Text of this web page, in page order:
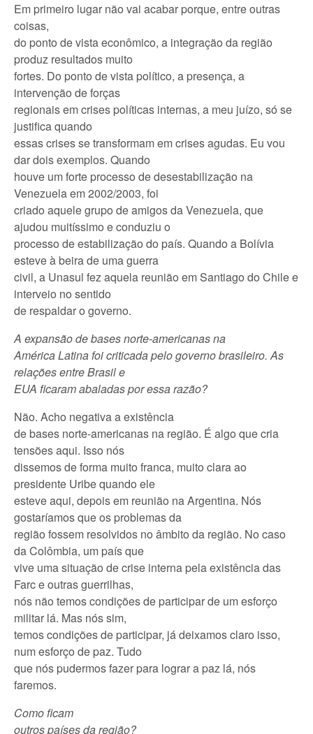
Em primeiro lugar não vai acabar porque, entre outras
coisas,
do ponto de vista econômico, a integração da região
produz resultados muito
fortes. Do ponto de vista político, a presença, a
intervenção de forças
regionais em crises políticas internas, a meu juízo, só se
justifica quando
essas crises se transformam em crises agudas. Eu vou
dar dois exemplos. Quando
houve um forte processo de desestabilização na
Venezuela em 2002/2003, foi
criado aquele grupo de amigos da Venezuela, que
ajudou muitíssimo e conduziu o
processo de estabilização do país. Quando a Bolívia
esteve à beira de uma guerra
civil, a Unasul fez aquela reunião em Santiago do Chile e
interveio no sentido
de respaldar o governo.
A expansão de bases norte-americanas na
América Latina foi criticada pelo governo brasileiro. As
relações entre Brasil e
EUA ficaram abaladas por essa razão?
Não. Acho negativa a existência
de bases norte-americanas na região. É algo que cria
tensões aqui. Isso nós
dissemos de forma muito franca, muito clara ao
presidente Uribe quando ele
esteve aqui, depois em reunião na Argentina. Nós
gostaríamos que os problemas da
região fossem resolvidos no âmbito da região. No caso
da Colômbia, um país que
vive uma situação de crise interna pela existência das
Farc e outras guerrilhas,
nós não temos condições de participar de um esforço
militar lá. Mas nós sim,
temos condições de participar, já deixamos claro isso,
num esforço de paz. Tudo
que nós pudermos fazer para lograr a paz lá, nós
faremos.
Como ficam
outros países da região?